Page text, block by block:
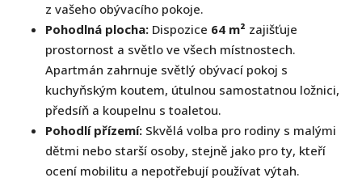
z vašeho obývacího pokoje.
Pohodlná plocha: Dispozice 64 m² zajišťuje
prostornost a světlo ve všech místnostech.
Apartmán zahrnuje světlý obývací pokoj s
kuchyňským koutem, útulnou samostatnou ložnici,
předsíň a koupelnu s toaletou.
Pohodlí přízemí: Skvělá volba pro rodiny s malými
dětmi nebo starší osoby, stejně jako pro ty, kteří
ocení mobilitu a nepotřebují používat výtah.